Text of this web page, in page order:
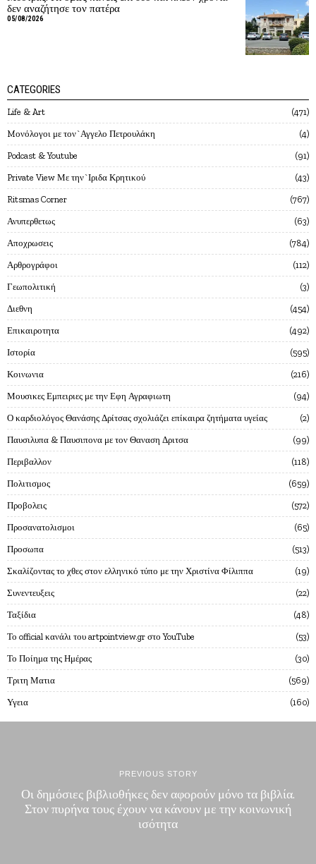
δεν αναζήτησε τον πατέρα
05/08/2026
CATEGORIES
Life & Art 471
Mονόλογοι με τον`Αγγελο Πετρουλάκη 4
Podcast & Youtube 91
Private View Με την`Ιριδα Κρητικού 43
Ritsmas Corner 767
Ανυπερθετως 63
Αποχρωσεις 784
Αρθρογράφοι 112
Γεωπολιτική 3
Διεθνη 454
Επικαιροτητα 492
Ιστορία 595
Κοινωνια 216
Μουσικες Εμπειριες με την Εφη Αγραφιωτη 94
Ο καρδιολόγος Θανάσης Δρίτσας σχολιάζει επίκαιρα ζητήματα υγείας 2
Παυσιλυπα & Παυσιπονα με τον Θαναση Δριτσα 99
Περιβαλλον 118
Πολιτισμος 659
Προβολεις 572
Προσανατολισμοι 65
Προσωπα 513
Σκαλίζοντας το χθες στον ελληνικό τύπο με την Χριστίνα Φίλιππα 19
Συνεντευξεις 22
Ταξίδια 48
Το official κανάλι του artpointview.gr στο YouTube 53
Το Ποίημα της Ημέρας 30
Τριτη Ματια 569
Υγεια 160
PREVIOUS STORY
Οι δημόσιες βιβλιοθήκες δεν αφορούν μόνο τα βιβλία.
Στον πυρήνα τους έχουν να κάνουν με την κοινωνική
ισότητα